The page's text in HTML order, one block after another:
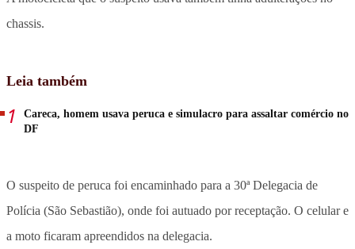
chassis.
Leia também
Careca, homem usava peruca e simulacro para assaltar comércio no
DF
O suspeito de peruca foi encaminhado para a 30ª Delegacia de
Polícia (São Sebastião), onde foi autuado por receptação. O celular e
a moto ficaram apreendidos na delegacia.